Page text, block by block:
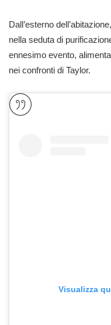
Dall’esterno
nella seduta di
ennesimo evento,
nei confronti di Taylor.
Visualizza